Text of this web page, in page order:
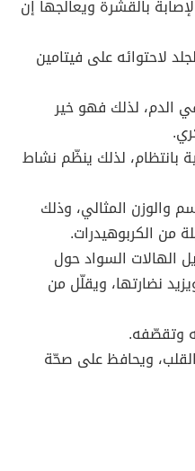
بالقشرة ويعالجها إن
لاحتوائه على فيتامين
الدم، لذلك فهو خير
بانتظام، لذلك ينظّم نشاط
والوزن المثالي، وذلك
من الكربوهيدرات.
الهالات السواد حول
نضارتها، ويقلّل من
وتقصّفه.
ويحافظ على صحّة